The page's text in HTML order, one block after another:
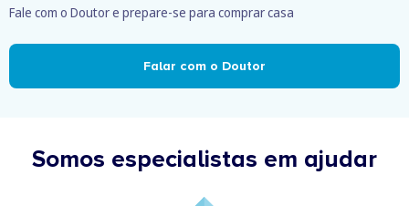
Fale com o Doutor e prepare-se para comprar casa
Falar com o Doutor
Somos especialistas em ajudar